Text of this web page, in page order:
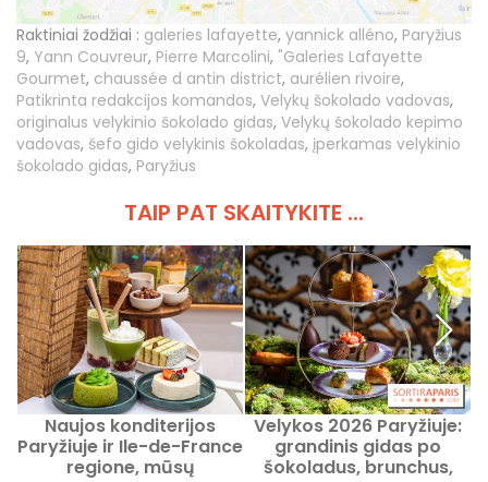
Raktiniai žodžiai : galeries lafayette, yannick alléno, Paryžius
9, Yann Couvreur, Pierre Marcolini, "Galeries Lafayette
Gourmet, chaussée d antin district, aurélien rivoire,
Patikrinta redakcijos komandos, Velykų šokolado vadovas,
originalus velykinio šokolado gidas, Velykų šokolado kepimo
vadovas, šefo gido velykinis šokoladas, įperkamas velykinio
šokolado gidas, Paryžius
TAIP PAT SKAITYKITE ...
Naujos konditerijos
Paryžiuje ir Ile-de-France
regione, mūsų
Velykos 2026 Paryžiuje:
grandinis gidas po
šokoladus, brunchus,